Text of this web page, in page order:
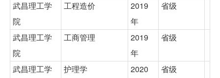
武昌理工学
院
工程造价
2019
年
省级
武昌理工学
院
工商管理
2019
年
省级
武昌理工学
护理学
2020
省级